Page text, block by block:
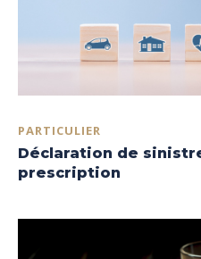
PARTICULIER
Déclaration de
prescription